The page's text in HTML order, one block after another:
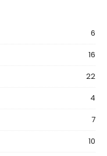
6
16
22
4
7
10